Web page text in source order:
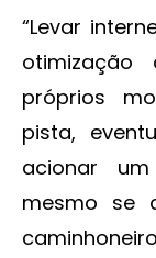
“Levar
próprios
pista,
acionar
mesmo se